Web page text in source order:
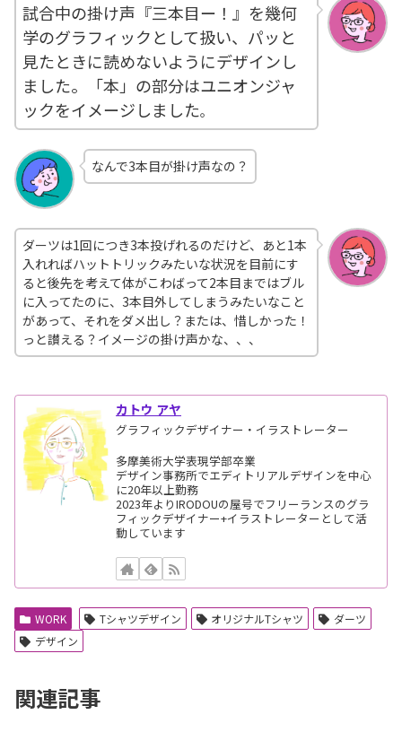
試合中の掛け声『三本目ー！』を幾何
学のグラフィックとして扱い、パッと
見たときに読めないようにデザインし
ました。「本」の部分はユニオンジャ
ックをイメージしました。
なんで3本目が掛け声なの？
ダーツは1回につき3本投げれるのだけど、あと1本
入れればハットトリックみたいな状況を目前にす
ると後先を考えて体がこわばって2本目まではブル
に入ってたのに、3本目外してしまうみたいなこと
があって、それをダメ出し？または、惜しかった！
っと讃える？イメージの掛け声かな、、、
カトウ アヤ
グラフィックデザイナー・イラストレーター
多摩美術大学表現学部卒業
デザイン事務所でエディトリアルデザインを中心
に20年以上勤務
2023年よりIRODOUの屋号でフリーランスのグラ
フィックデザイナー+イラストレーターとして活
動しています
WORK Tシャツデザイン オリジナルTシャツ
ダーツ
デザイン
関連記事